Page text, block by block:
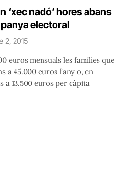
‘xec nadó’ hores abans
electoral
2, 2015
euros mensuals les famílies que
a 45.000 euros l’any o, en
a 13.500 euros per càpita